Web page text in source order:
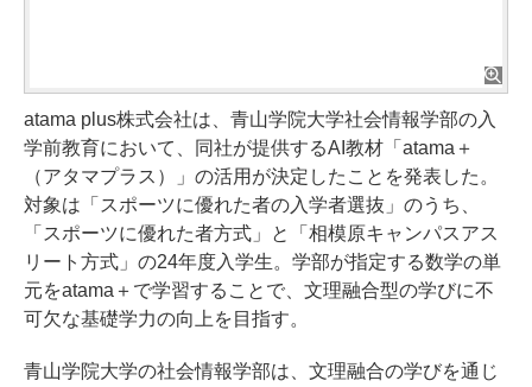
atama plus株式会社は、青山学院大学社会情報学部の入
学前教育において、同社が提供するAI教材「atama＋
（アタマプラス）」の活用が決定したことを発表した。
対象は「スポーツに優れた者の入学者選抜」のうち、
「スポーツに優れた者方式」と「相模原キャンパスアス
リート方式」の24年度入学生。学部が指定する数学の単
元をatama＋で学習することで、文理融合型の学びに不
可欠な基礎学力の向上を目指す。
青山学院大学の社会情報学部は、文理融合の学びを通じ